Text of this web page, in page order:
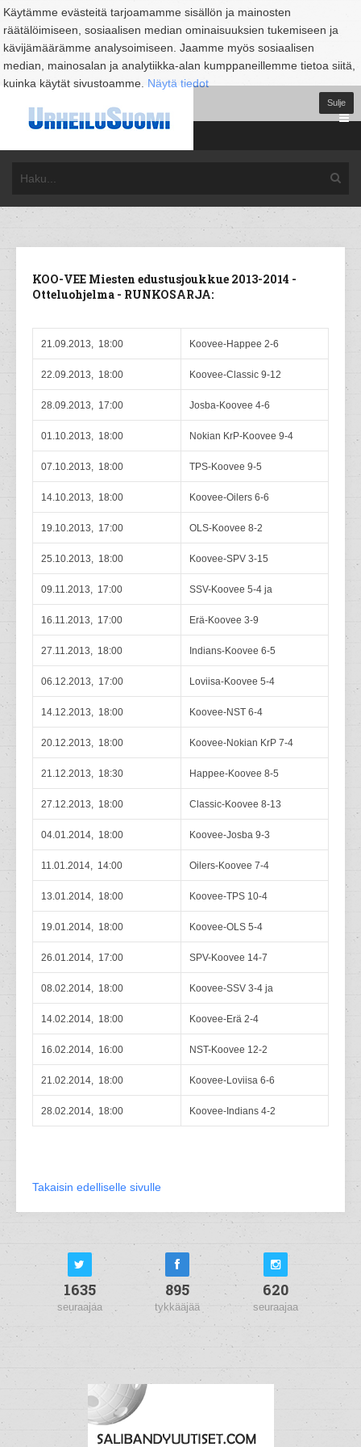
Käytämme evästeitä tarjoamamme sisällön ja mainosten
räätälöimiseen, sosiaalisen median ominaisuuksien tukemiseen ja
kävijämäärämme analysoimiseen. Jaamme myös sosiaalisen
median, mainosalan ja analytiikka-alan kumppaneillemme tietoa siitä,
kuinka käytät sivustoamme. Näytä tiedot
Sulje
KOO-VEE Miesten edustusjoukkue 2013-2014 -
Otteluohjelma - RUNKOSARJA:
21.09.2013, 18:00 Koovee-Happee 2-6
22.09.2013, 18:00 Koovee-Classic 9-12
28.09.2013, 17:00 Josba-Koovee 4-6
01.10.2013, 18:00 Nokian KrP-Koovee 9-4
07.10.2013, 18:00 TPS-Koovee 9-5
14.10.2013, 18:00 Koovee-Oilers 6-6
19.10.2013, 17:00 OLS-Koovee 8-2
25.10.2013, 18:00 Koovee-SPV 3-15
09.11.2013, 17:00 SSV-Koovee 5-4 ja
16.11.2013, 17:00 Erä-Koovee 3-9
27.11.2013, 18:00 Indians-Koovee 6-5
06.12.2013, 17:00 Loviisa-Koovee 5-4
14.12.2013, 18:00 Koovee-NST 6-4
20.12.2013, 18:00 Koovee-Nokian KrP 7-4
21.12.2013, 18:30 Happee-Koovee 8-5
27.12.2013, 18:00 Classic-Koovee 8-13
04.01.2014, 18:00 Koovee-Josba 9-3
11.01.2014, 14:00 Oilers-Koovee 7-4
13.01.2014, 18:00 Koovee-TPS 10-4
19.01.2014, 18:00 Koovee-OLS 5-4
26.01.2014, 17:00 SPV-Koovee 14-7
08.02.2014, 18:00 Koovee-SSV 3-4 ja
14.02.2014, 18:00 Koovee-Erä 2-4
16.02.2014, 16:00 NST-Koovee 12-2
21.02.2014, 18:00 Koovee-Loviisa 6-6
28.02.2014, 18:00 Koovee-Indians 4-2
Takaisin edelliselle sivulle
1635
seuraajaa
895
tykkääjää
620
seuraajaa